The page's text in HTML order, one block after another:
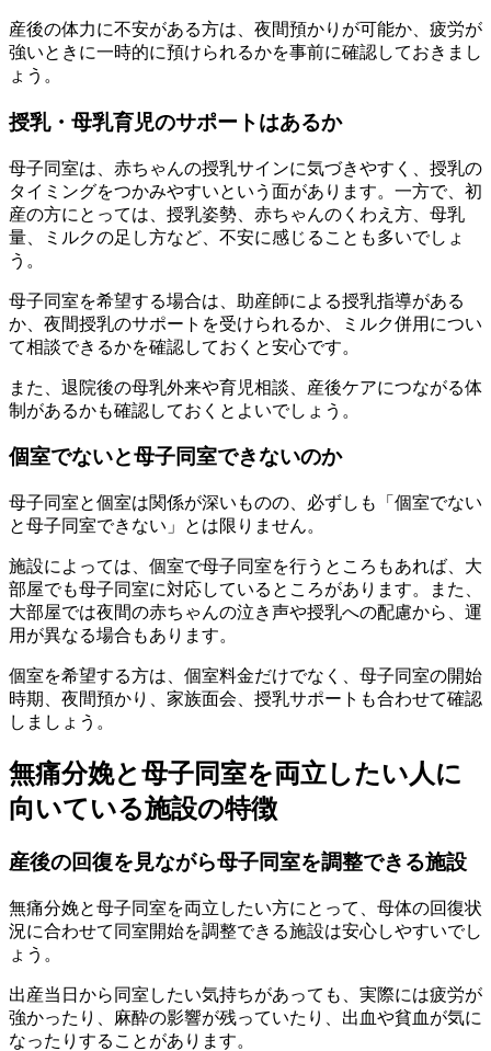
産後の体力に不安がある方は、 夜間預かりが可能か、疲労が
強いときに一時的に預けられるかを事前に確認しておきまし
ょう。
授乳・母乳育児のサポートはあるか
母子同室は、赤ちゃんの授乳サインに気づきやすく、授乳の
タイミングをつかみやすいという面があります。一方で、初
産の方にとっては、授乳姿勢、赤ちゃんのくわえ方、母乳
量、ミルクの足し方など、不安に感じることも多いでしょ
う。
母子同室を希望する場合は、助産師による授乳指導がある
か、夜間授乳のサポートを受けられるか、ミルク併用につい
て相談できるかを確認しておくと安心です。
また、退院後の母乳外来や育児相談、産後ケアにつながる体
制があるかも確認しておくとよいでしょう。
個室でないと母子同室できないのか
母子同室と個室は関係が深いものの、必ずしも「個室でない
と母子同室できない」とは限りません。
施設によっては、個室で母子同室を行うところもあれば、大
部屋でも母子同室に対応しているところがあります。また、
大部屋では夜間の赤ちゃんの泣き声や授乳への配慮から、運
用が異なる場合もあります。
個室を希望する方は、個室料金だけでなく、母子同室の開始
時期、夜間預かり、家族面会、授乳サポートも合わせて確認
しましょう。
無痛分娩と母子同室を両立したい人に
向いている施設の特徴
産後の回復を見ながら母子同室を調整できる施設
無痛分娩と母子同室を両立したい方にとって、母体の回復状
況に合わせて同室開始を調整できる施設は安心しやすいでし
ょう。
出産当日から同室したい気持ちがあっても、実際には疲労が
強かったり、麻酔の影響が残っていたり、出血や貧血が気に
なったりすることがあります。